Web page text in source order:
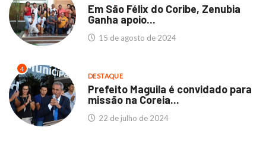
Em São Félix do Coribe, Zenubia
Ganha apoio...
15 de agosto de 2024
4
DESTAQUE
Prefeito Maguila é convidado para
missão na Coreia...
22 de julho de 2024